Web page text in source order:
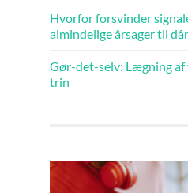
Hvorfor forsvinder
almindelige årsager til
Gør-det-selv: Lægning
trin